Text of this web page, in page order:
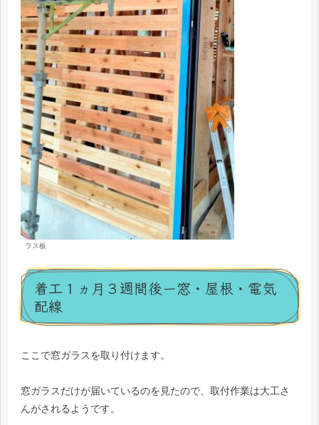
ラス板
着工１ヵ月３週間後ー窓・屋根・電気
配線
ここで窓ガラスを取り付けます。
窓ガラスだけが届いているのを見たので、取付作業は大工さ
んがされるようです。